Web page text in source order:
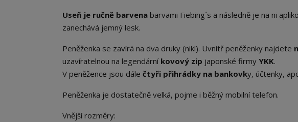
Useň je ručně barvena barvami Fiebing´s a následně je na ni
zanechává jemný lesk.
Peněženka se zavírá na dva druky (nikl). Uvnitř peněženky najdete
uzavíratelnou na legendární kovový zip japonské firmy YKK.
V peněžence jsou dále čtyři přihrádky na bankovky, účtenky,
Peněženka je dostatečně velká, pojme i běžný mobilní telefon.
Vnější rozměry: